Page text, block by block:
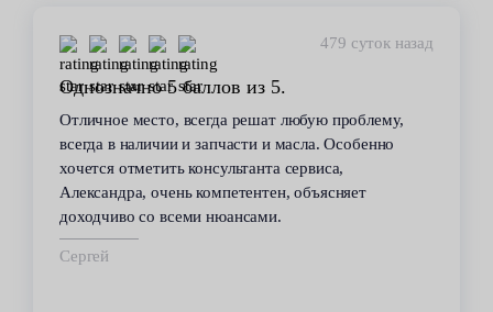
479 суток назад
Однозначно 5 баллов из 5.
Отличное место, всегда решат любую проблему,
всегда в наличии и запчасти и масла. Особенно
хочется отметить консультанта сервиса,
Александра, очень компетентен, объясняет
доходчиво со всеми нюансами.
Сергей